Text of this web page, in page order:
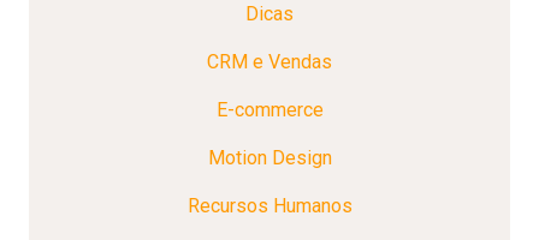
Dicas
CRM e Vendas
E-commerce
Motion Design
Recursos Humanos